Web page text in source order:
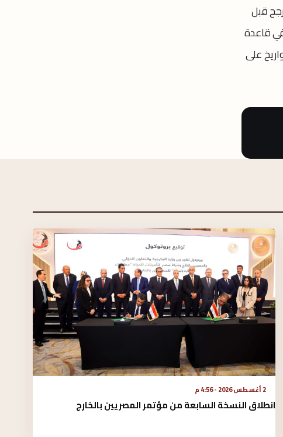
قبل
في قاعدة
على
2 أغسطس 2026 - 4:56 م
انطلاق النسخة السابعة من مؤتمر المصريين بالخارج